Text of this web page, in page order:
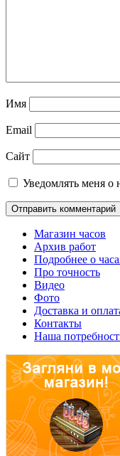
Имя
Email
Сайт
Уведомлять меня о
Магазин часов
Архив работ
Подробнее о
Про точность
Видео
Фото
Доставка и
Контакты
Наша